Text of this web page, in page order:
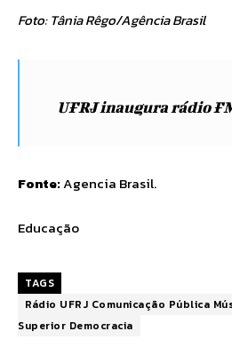
Foto: Tânia Rêgo/Agência Brasil
UFRJ inaugura rádio
Fonte:Agencia Brasil.
Educação
TAGS
Rádio UFRJ Comunicação Pública
Superior Democracia